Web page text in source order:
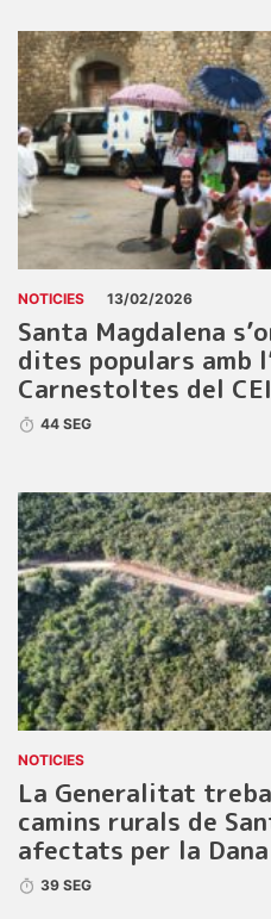
NOTICIES 13/02/2026
Santa Magdalena
dites populars amb
Carnestoltes del
44 SEG
NOTICIES
La Generalitat
camins rurals de
afectats per la
39 SEG